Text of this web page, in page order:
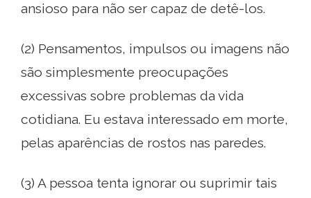
ansioso para não ser capaz de detê-los.
(2) Pensamentos, impulsos ou imagens não
são simplesmente preocupações
excessivas sobre problemas da vida
cotidiana. Eu estava interessado em morte,
pelas aparências de rostos nas paredes.
(3) A pessoa tenta ignorar ou suprimir tais